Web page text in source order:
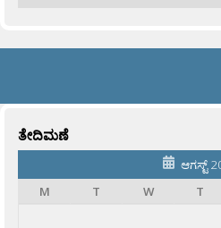
ತೇದಿಮಣೆ
ಆಗಸ್ಟ್
M
T W T